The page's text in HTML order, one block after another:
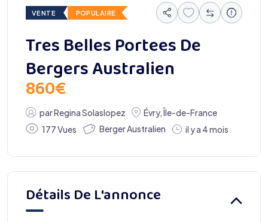
VENTE POPULAIRE
Tres Belles Portees De
Bergers Australien
860€
parRegina Solaslopez Évry,Île-de-France
177 Vues
Berger Australien il y a 4 mois
Détails De L'annonce